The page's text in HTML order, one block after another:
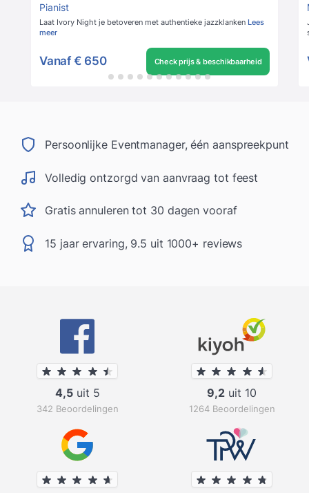
Pianist
Laat Ivory Night je betoveren met authentieke jazzklanken Lees
meer
Vanaf € 650 Check prijs & beschikbaarheid
Persoonlijke Eventmanager, één aanspreekpunt
Volledig ontzorgd van aanvraag tot feest
Gratis annuleren tot 30 dagen vooraf
15 jaar ervaring, 9.5 uit 1000+ reviews
4,5uit 5
342 Beoordelingen
9,2 uit 10
1264 Beoordelingen